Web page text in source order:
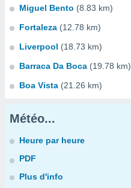
Miguel Bento (8.83 km)
Fortaleza (12.78 km)
Liverpool (18.73 km)
Barraca Da Boca (19.78 km)
Boa Vista (21.26 km)
Météo...
Heure par heure
PDF
Plus d'info